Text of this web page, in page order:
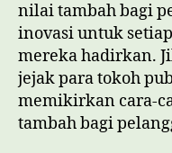
nilai tambah bagi
inovasi untuk
mereka hadirkan.
jejak para tokoh
memikirkan cara-
tambah bagi